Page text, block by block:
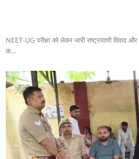
NEET-UG परीक्षा को लेकर जारी राष्ट्रव्यापी विवाद
क...